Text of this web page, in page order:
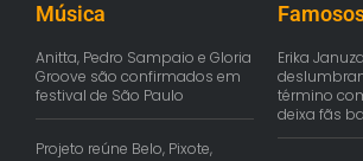
Música
Anitta, Pedro Sampaio e Gloria
Groove são confirmados em
festival de São Paulo
Projeto reúne Belo, Pixote,
Erika
término
deixa fãs